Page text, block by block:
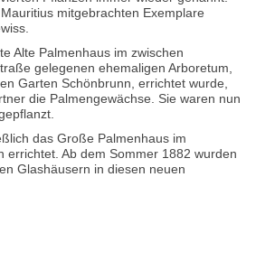
mitgebrachten Exemplare
Alte Palmenhaus im zwischen
gelegenen ehemaligen Arboretum,
Garten Schönbrunn, errichtet wurde,
die Palmengewächse. Sie waren nun
das Große Palmenhaus im
errichtet. Ab dem Sommer 1882 wurden
Glashäusern in diesen neuen